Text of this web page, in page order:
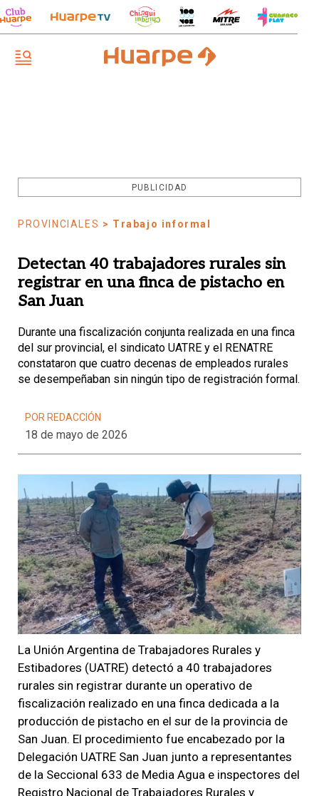
PUBLICIDAD
PROVINCIALES > Trabajo informal
Detectan 40 trabajadores rurales sin
registrar en una finca de pistacho en
San Juan
Durante una fiscalización conjunta realizada en una finca
del sur provincial, el sindicato UATRE y el RENATRE
constataron que cuatro decenas de empleados rurales
se desempeñaban sin ningún tipo de registración formal.
POR REDACCIÓN
18 de mayo de 2026
La Unión Argentina de Trabajadores Rurales y
Estibadores (UATRE) detectó a 40 trabajadores
rurales sin registrar durante un operativo de
fiscalización realizado en una finca dedicada a la
producción de pistacho en el sur de la provincia de
San Juan. El procedimiento fue encabezado por la
Delegación UATRE San Juan junto a representantes
de la Seccional 633 de Media Agua e inspectores del
Registro Nacional de Trabajadores Rurales y